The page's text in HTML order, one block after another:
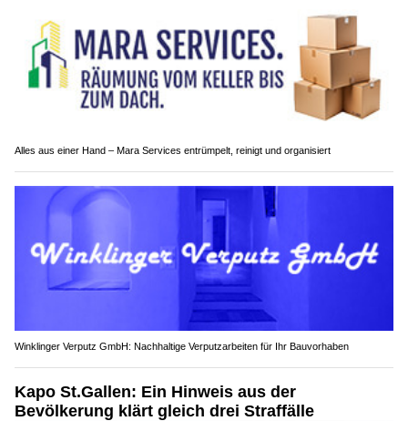
Alles aus einer Hand – Mara Services entrümpelt, reinigt und organisiert
Winklinger Verputz GmbH: Nachhaltige Verputzarbeiten für Ihr Bauvorhaben
Kapo St.Gallen: Ein Hinweis aus der
Bevölkerung klärt gleich drei Straffälle